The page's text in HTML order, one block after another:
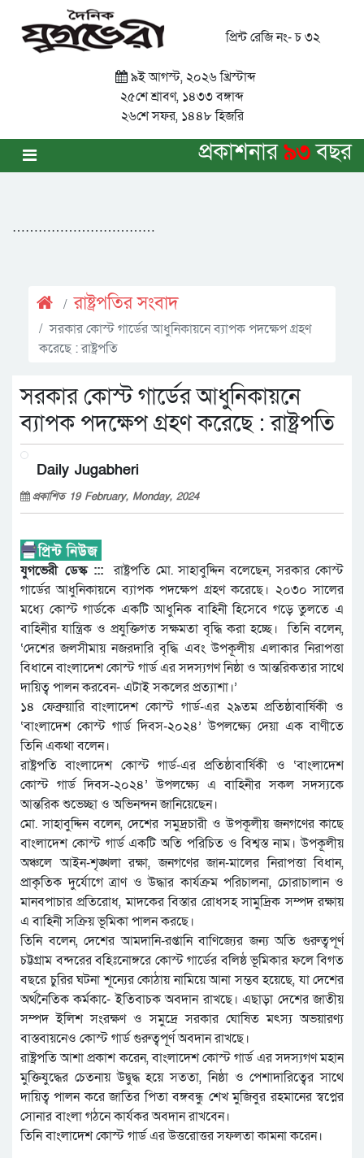
প্রিন্ট রেজি নং- চ ৩২
৯ই আগস্ট, ২০২৬ খ্রিস্টাব্দ
২৫শে শ্রাবণ, ১৪৩৩ বঙ্গাব্দ
২৬শে সফর, ১৪৪৮ হিজরি
প্রকাশনার৯৩বছর
……………………………
রাষ্ট্রপতির সংবাদ
সরকার কোস্ট গার্ডের আধুনিকায়নে ব্যাপক পদক্ষেপ গ্রহণ
করেছে : রাষ্ট্রপতি
সরকার কোস্ট গার্ডের আধুনিকায়নে
ব্যাপক পদক্ষেপ গ্রহণ করেছে : রাষ্ট্রপতি
Daily Jugabheri
প্রকাশিত 19 February, Monday, 2024
যুগভেরী ডেস্ক ::: রাষ্ট্রপতি মো. সাহাবুদ্দিন বলেছেন, সরকার কোস্ট
গার্ডের আধুনিকায়নে ব্যাপক পদক্ষেপ গ্রহণ করেছে। ২০৩০ সালের
মধ্যে কোস্ট গার্ডকে একটি আধুনিক বাহিনী হিসেবে গড়ে তুলতে এ
বাহিনীর যান্ত্রিক ও প্রযুক্তিগত সক্ষমতা বৃদ্ধি করা হচ্ছে। তিনি বলেন,
‘দেশের জলসীমায় নজরদারি বৃদ্ধি এবং উপকূলীয় এলাকার নিরাপত্তা
বিধানে বাংলাদেশ কোস্ট গার্ড এর সদস্যগণ নিষ্ঠা ও আন্তরিকতার সাথে
দায়িত্ব পালন করবেন- এটাই সকলের প্রত্যাশা।’
১৪ ফেব্রুয়ারি বাংলাদেশ কোস্ট গার্ড-এর ২৯তম প্রতিষ্ঠাবার্ষিকী ও
‘বাংলাদেশ কোস্ট গার্ড দিবস-২০২৪’ উপলক্ষ্যে দেয়া এক বাণীতে
তিনি একথা বলেন।
রাষ্ট্রপতি বাংলাদেশ কোস্ট গার্ড-এর প্রতিষ্ঠাবার্ষিকী ও ‘বাংলাদেশ
কোস্ট গার্ড দিবস-২০২৪’ উপলক্ষ্যে এ বাহিনীর সকল সদস্যকে
আন্তরিক শুভেচ্ছা ও অভিনন্দন জানিয়েছেন।
মো. সাহাবুদ্দিন বলেন, দেশের সমুদ্রচারী ও উপকূলীয় জনগণের কাছে
বাংলাদেশ কোস্ট গার্ড একটি অতি পরিচিত ও বিশ্বস্ত নাম। উপকূলীয়
অঞ্চলে আইন-শৃঙ্খলা রক্ষা, জনগণের জান-মালের নিরাপত্তা বিধান,
প্রাকৃতিক দুর্যোগে ত্রাণ ও উদ্ধার কার্যক্রম পরিচালনা, চোরাচালান ও
মানবপাচার প্রতিরোধ, মাদকের বিস্তার রোধসহ সামুদ্রিক সম্পদ রক্ষায়
এ বাহিনী সক্রিয় ভূমিকা পালন করছে।
তিনি বলেন, দেশের আমদানি-রপ্তানি বাণিজ্যের জন্য অতি গুরুত্বপূর্ণ
চট্টগ্রাম বন্দরের বহিঃনোঙ্গরে কোস্ট গার্ডের বলিষ্ঠ ভূমিকার ফলে বিগত
বছরে চুরির ঘটনা শূন্যের কোঠায় নামিয়ে আনা সম্ভব হয়েছে, যা দেশের
অর্থনৈতিক কর্মকা-ে ইতিবাচক অবদান রাখছে। এছাড়া দেশের জাতীয়
সম্পদ ইলিশ সংরক্ষণ ও সমুদ্রে সরকার ঘোষিত মৎস্য অভয়ারণ্য
বাস্তবায়নেও কোস্ট গার্ড গুরুত্বপূর্ণ অবদান রাখছে।
রাষ্ট্রপতি আশা প্রকাশ করেন, বাংলাদেশ কোস্ট গার্ড এর সদস্যগণ মহান
মুক্তিযুদ্ধের চেতনায় উদ্বুদ্ধ হয়ে সততা, নিষ্ঠা ও পেশাদারিত্বের সাথে
দায়িত্ব পালন করে জাতির পিতা বঙ্গবন্ধু শেখ মুজিবুর রহমানের স্বপ্নের
সোনার বাংলা গঠনে কার্যকর অবদান রাখবেন।
তিনি বাংলাদেশ কোস্ট গার্ড এর উত্তরোত্তর সফলতা কামনা করেন।